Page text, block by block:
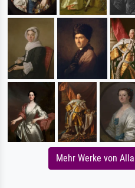
Mehr Werke von